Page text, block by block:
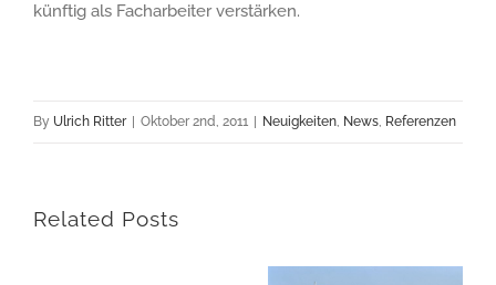
künftig als Facharbeiter verstärken.
By Ulrich Ritter Oktober 2nd, 2011 Neuigkeiten, News, Referenzen
Related Posts